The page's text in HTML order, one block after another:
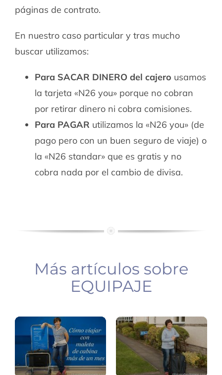
páginas de contrato.
En nuestro caso particular y tras mucho
buscar utilizamos:
Para SACAR DINERO del cajero usamos
la tarjeta «N26 you» porque no cobran
por retirar dinero ni cobra comisiones.
Para PAGAR utilizamos la «N26 you» (de
pago pero con un buen seguro de viaje) o
la «N26 standar» que es gratis y no
cobra nada por el cambio de divisa.
Más artículos sobre
EQUIPAJE
Viajar
Como
elegir
maleta